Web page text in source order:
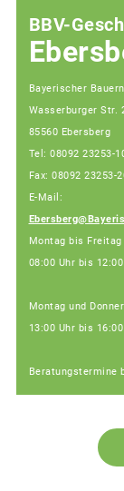
BBV-
Bayerischer
Wasserburger Str.
85560 Ebersberg
Tel: 08092 23253-
Fax: 08092 23253-
E-Mail:
Montag bis Freitag
08:00 Uhr bis
Montag und
13:00 Uhr bis
Beratungstermine